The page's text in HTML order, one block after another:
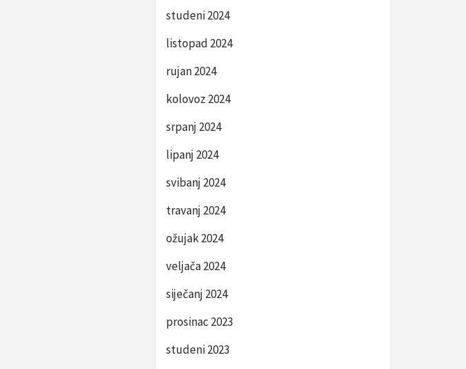
studeni 2024
listopad 2024
rujan 2024
kolovoz 2024
srpanj 2024
lipanj 2024
svibanj 2024
travanj 2024
ožujak 2024
veljača 2024
siječanj 2024
prosinac 2023
studeni 2023